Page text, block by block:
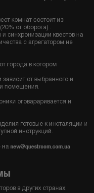
комнат состоит из
от оборота) .
синхронизации квестов на
с агрегатором не
города в котором
зависит от выбранного и
помещения.
оговараривается и
готовые к инсталяции и
инструкций.
на new@questroom.com.ua
в других странах